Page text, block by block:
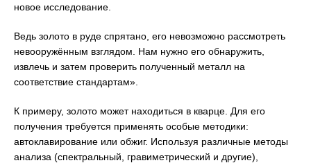
новое исследование.
Ведь золото в руде спрятано, его невозможно рассмотреть
невооружённым взглядом. Нам нужно его обнаружить,
извлечь и затем проверить полученный металл на
соответствие стандартам».
К примеру, золото может находиться в кварце. Для его
получения требуется применять особые методики:
автоклавирование или обжиг. Используя различные методы
анализа (спектральный, гравиметрический и другие),